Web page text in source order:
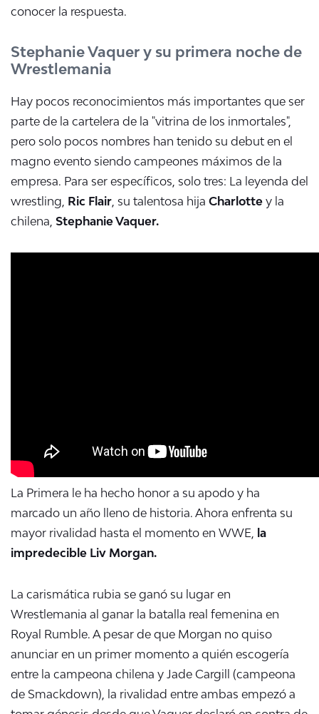
conocer la respuesta.
Stephanie Vaquer y su primera noche de
Wrestlemania
Hay pocos reconocimientos más importantes que ser
parte de la cartelera de la "vitrina de los inmortales",
pero solo pocos nombres han tenido su debut en el
magno evento siendo campeones máximos de la
empresa. Para ser específicos, solo tres: La leyenda del
wrestling, Ric Flair, su talentosa hija Charlotte y la
chilena, Stephanie Vaquer.
La Primera le ha hecho honor a su apodo y ha
marcado un año lleno de historia. Ahora enfrenta su
mayor rivalidad hasta el momento en WWE, la
impredecible Liv Morgan.
La carismática rubia se ganó su lugar en
Wrestlemania al ganar la batalla real femenina en
Royal Rumble. A pesar de que Morgan no quiso
anunciar en un primer momento a quién escogería
entre la campeona chilena y Jade Cargill (campeona
de Smackdown), la rivalidad entre ambas empezó a